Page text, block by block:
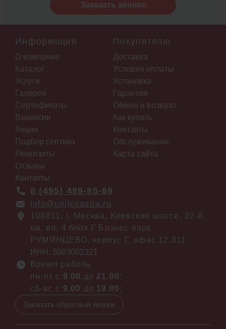
Заказать звонок
Информация
О компании
Каталог
Услуги
Галерея
Сертификаты
Вакансии
Акции
Подбор септика
Реквизиты
Отзывы
Контакты
Покупателю
Доставка
Условия оплаты
Установка
Гарантия
Обмен и возврат
Как купить
Контакты
Обслуживание
Карта сайта
8 (495) 489-85-69
info@unilosastra.ru
108811, г. Москва, Киевское шоссе, 22-й
км, вл. 4 блок Г Бизнес парк
РУМЯНЦЕВО, корпус Г, офис 12.811
ИНН: 5003082321
Время работы
пн-пт с 9.00 до 21.00 ;
сб-вс с 9.00 до 19.00 ;
Заказать обратный звонок